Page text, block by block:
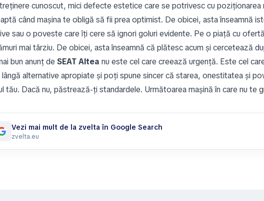
cunoscut, mici defecte estetice care se potrivesc cu poziționarea
când mașina te obligă să fii prea optimist. De obicei, asta înseamnă
sau o poveste care îți cere să ignori goluri evidente. Pe o piață cu
mai târziu. De obicei, asta înseamnă că plătesc acum și cercetează
bun anunț de SEAT Altea nu este cel care creează urgență. Este cel
lângă alternative apropiate și poți spune sincer că starea, onestitatea și
tău. Dacă nu, păstrează-ți standardele. Următoarea mașină în care nu te
Vezi mai mult de la zvelta în Google Search
zvelta.eu